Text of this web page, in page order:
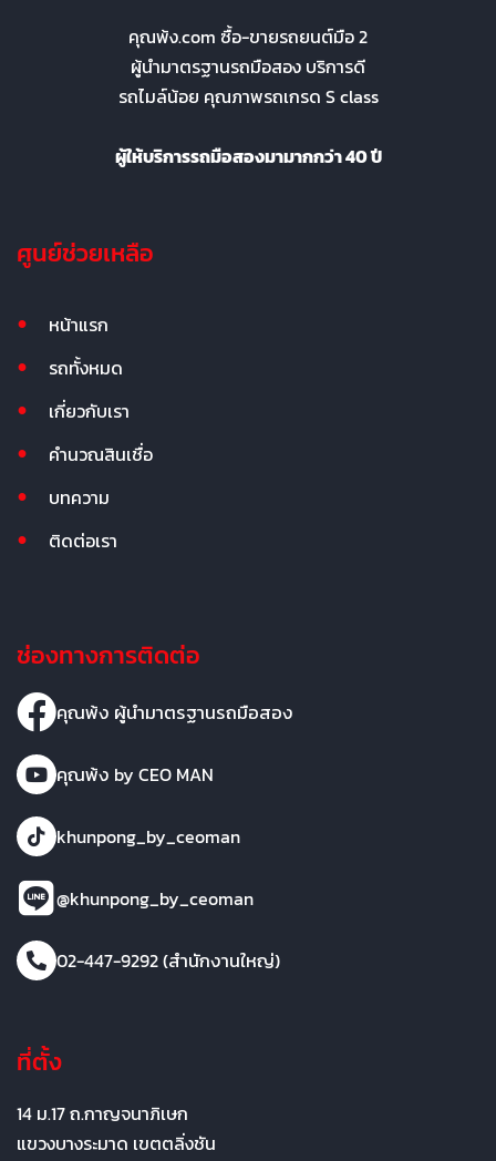
คุณพ้ง.com ซื้อ-ขายรถยนต์มือ 2
ผู้นำมาตรฐานรถมือสอง บริการดี
รถไมล์น้อย คุณภาพรถเกรด S class
ผู้ให้บริการรถมือสองมามากกว่า 40 ปี
ศูนย์ช่วยเหลือ
หน้าแรก
รถทั้งหมด
เกี่ยวกับเรา
คำนวณสินเชื่อ
บทความ
ติดต่อเรา
ช่องทางการติดต่อ
คุณพ้ง ผู้นำมาตรฐานรถมือสอง
คุณพ้ง by CEO MAN
khunpong_by_ceoman
@khunpong_by_ceoman
02-447-9292 (สำนักงานใหญ่)
ที่ตั้ง
14 ม.17 ถ.กาญจนาภิเษก
แขวงบางระมาด เขตตลิ่งชัน